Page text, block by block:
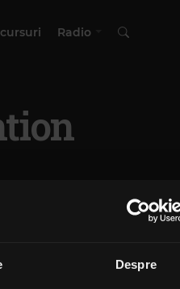
Despre
Radio